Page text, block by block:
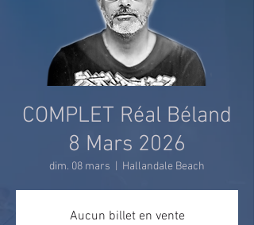
COMPLET Réal Béland
8 Mars 2026
dim. 08 mars Hallandale Beach
Aucun billet en vente